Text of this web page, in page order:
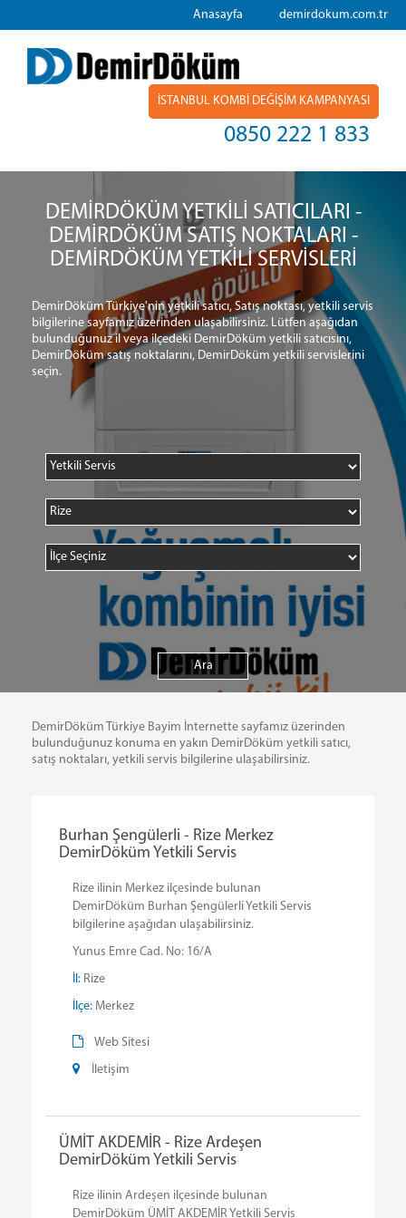
demirdokum.com.tr
Anasayfa
İSTANBUL KOMBİ DEĞİŞİM KAMPANYASI
0850 222 1 833
DEMİRDÖKÜM YETKİLİ SATICILARI -
DEMİRDÖKÜM SATIŞ NOKTALARI -
DEMİRDÖKÜM YETKİLİ SERVİSLERİ
DemirDöküm Türkiye'nin yetkili satıcı, Satış noktası, yetkili servis
bilgilerine sayfamız üzerinden ulaşabilirsiniz. Lütfen aşağıdan
bulunduğunuz il veya ilçedeki DemirDöküm yetkili satıcısını,
DemirDöküm satış noktalarını, DemirDöküm yetkili servislerini
seçin.
DemirDöküm Türkiye Bayim İnternette sayfamız üzerinden
bulunduğunuz konuma en yakın DemirDöküm yetkili satıcı,
satış noktaları, yetkili servis bilgilerine ulaşabilirsiniz.
Burhan Şengülerli - Rize Merkez
DemirDöküm Yetkili Servis
Rize ilinin Merkez ilçesinde bulunan
DemirDöküm Burhan Şengülerli Yetkili Servis
bilgilerine aşağıdan ulaşabilirsiniz.
Yunus Emre Cad. No: 16/A
İl: Rize
İlçe: Merkez
Web Sitesi
İletişim
ÜMİT AKDEMİR - Rize Ardeşen
DemirDöküm Yetkili Servis
Rize ilinin Ardeşen ilçesinde bulunan
DemirDöküm ÜMİT AKDEMİR Yetkili Servis